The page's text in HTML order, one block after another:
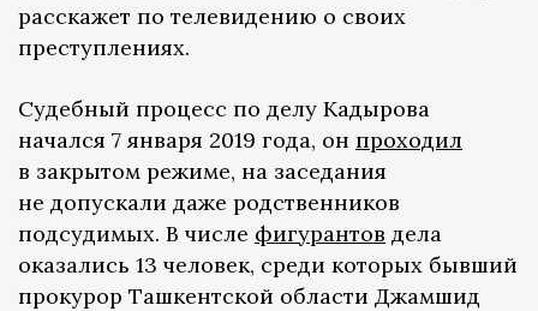
расскажет по телевидению о своих
преступлениях.
Судебный процесс по делу Кадырова
начался 7 января 2019 года, он проходил
в закрытом режиме, на заседания
не допускали даже родственников
подсудимых. В числе фигурантов дела
оказались 13 человек, среди которых бывший
прокурор Ташкентской области Джамшид